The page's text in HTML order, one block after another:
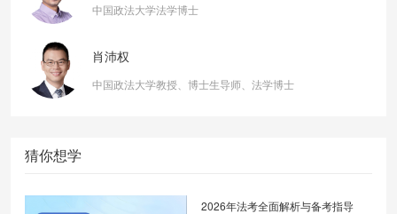
中国政法大学法学博士
肖沛权
中国政法大学教授、博士生导师、法学博士
猜你想学
2026年法考全面解析与备考指导